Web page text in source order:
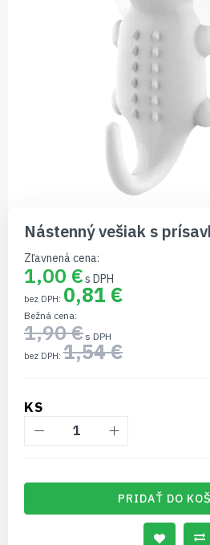
začiatok
galérie
obrázkov
Nástenný vešiak s
Zľavnená cena
1,00 €
0,81 €
Bežná cena
1,90 €
1,54 €
KS
PRIDAŤ DO